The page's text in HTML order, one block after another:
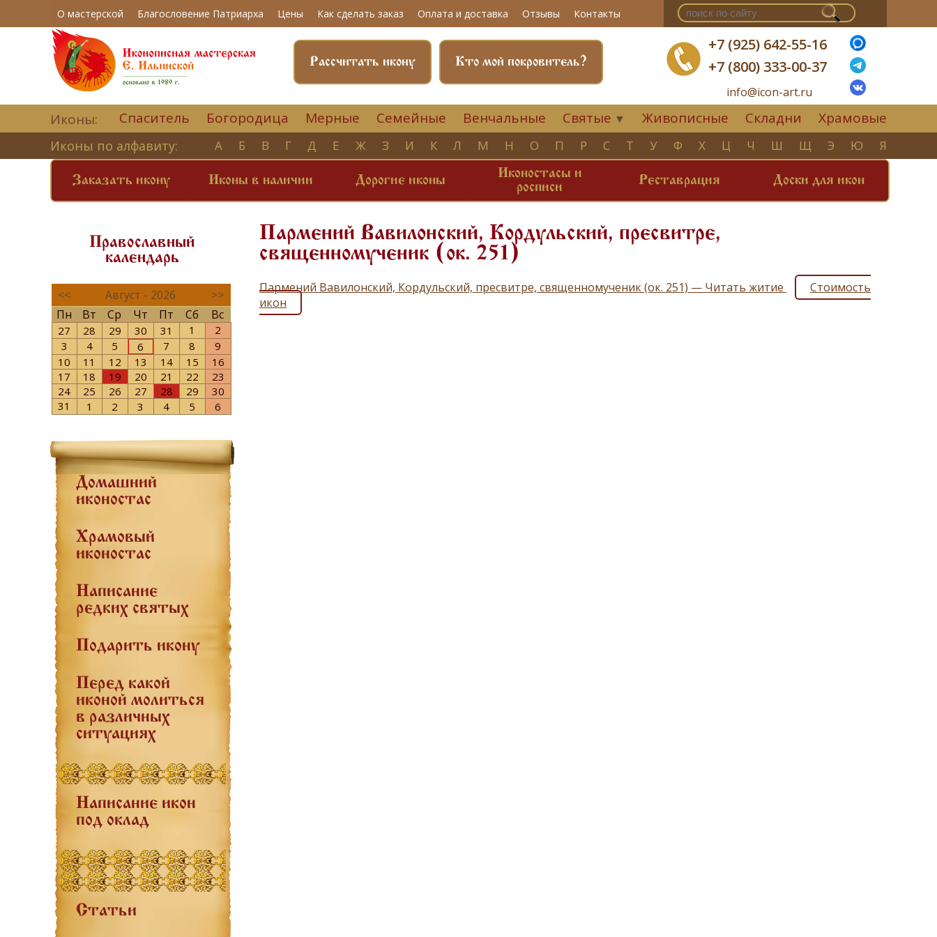
О мастерской Благословение Патриарха Цены Как сделать заказ Оплата и доставка Отзывы Контакты
+7 (925) 642-55-16
+7 (800) 333-00-37
info@icon-art.ru
Кто мой покровитель?
Рассчитать икону
Иконы: Спаситель Богородица Мерные Семейные Венчальные Святые ▼ Живописные Складни Храмовые
Иконы по алфавиту: А Б В Г Д Е Ж З И К Л М Н О П Р С Т У Ф Х Ц Ч Ш Щ Э Ю Я
Заказать икону Иконы в наличии Дорогие иконы
Иконостасы и
росписи
Реставрация Доски для икон
Православный
календарь
<< Август - 2026
>>
Пн
Вт Ср Чт Пт Сб Вс
27 28 29 30 31 1
2
3
4 5 6 7 8
9
10
11 12 13 14 15
16
17
18 19 20 21 22
23
24
25 26 27 28 29
30
31
1 2 3 4 5 6
Домашний
иконостас
Храмовый
иконостас
Написание
редких святых
Подарить икону
Перед какой
иконой молиться
в различных
ситуациях
Написание икон
под оклад
Статьи
Пармений Вавилонский, Кордульский, пресвитре,
священномученик (ок. 251)
Пармений Вавилонский, Кордульский, пресвитре, священномученик (ок. 251) — Читать житие
Стоимость
икон